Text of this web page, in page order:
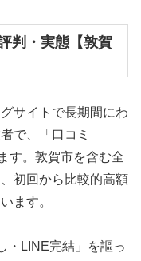
判・実態【敦賀
サイトで長期間にわ
で、「口コミ
す。敦賀市を含む全
初回から比較的高額
ます。
・LINE完結」を謳っ